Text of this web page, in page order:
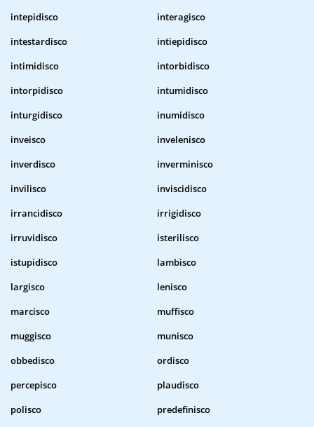
intepidisco
interagisco
intestardisco
intiepidisco
intimidisco
intorbidisco
intorpidisco
intumidisco
inturgidisco
inumidisco
inveisco
invelenisco
inverdisco
inverminisco
invilisco
inviscidisco
irrancidisco
irrigidisco
irruvidisco
isterilisco
istupidisco
lambisco
largisco
lenisco
marcisco
muffisco
muggisco
munisco
obbedisco
ordisco
percepisco
plaudisco
polisco
predefinisco